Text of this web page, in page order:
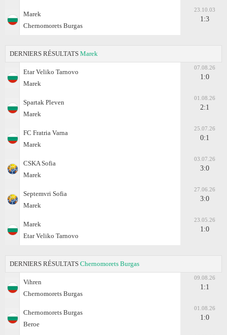
Marek
Chernomorets Burgas
23.10.03
1:3
DERNIERS RÉSULTATS Marek
Etar Veliko Tarnovo
Marek
07.08.26
1:0
Spartak Pleven
Marek
01.08.26
2:1
FC Fratria Varna
Marek
25.07.26
0:1
CSKA Sofia
Marek
03.07.26
3:0
Septemvri Sofia
Marek
27.06.26
3:0
Marek
Etar Veliko Tarnovo
23.05.26
1:0
DERNIERS RÉSULTATS Chernomorets Burgas
Vihren
Chernomorets Burgas
09.08.26
1:1
Chernomorets Burgas
Beroe
01.08.26
1:0